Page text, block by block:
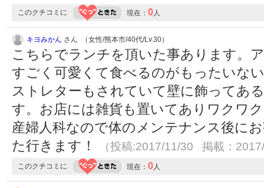
このクチコミに 現在： 0 人
キヨみかん さん （女性/熊本市/40代/Lv.30）
こちらでランチを頂いた事あります。
すごく可愛くて食べるのがもったいな
ストレターもされていて壁に飾ってあ
す。お店には雑貨も置いてありワクワ
産婦人科なので体のメンテナンス後に
た行きます！
（投稿:2017/11/30 掲載：
このクチコミに 現在： 0 人